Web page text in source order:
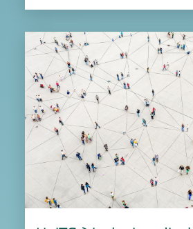
Image